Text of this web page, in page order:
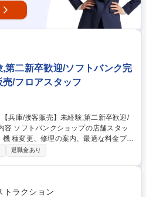
,第二新卒歓迎/ソフトバンク完
/フロアスタッフ
種変更、修理の案内、最適な料金プラ
作成など 、接客や店舗運営業務全
す。また、先輩がマンツーマンで指導
業界でも最高レベルの待遇】有給休暇
退職金あり
トラクション